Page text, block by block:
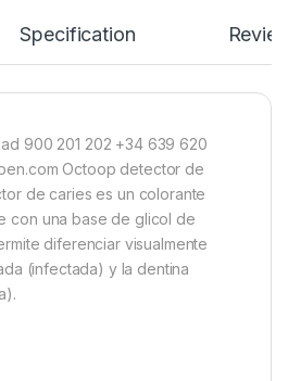
Specification
900 201 202 +34 639 620
Octoop detector de
de caries es un colorante
con una base de glicol de
diferenciar visualmente
(infectada) y la dentina